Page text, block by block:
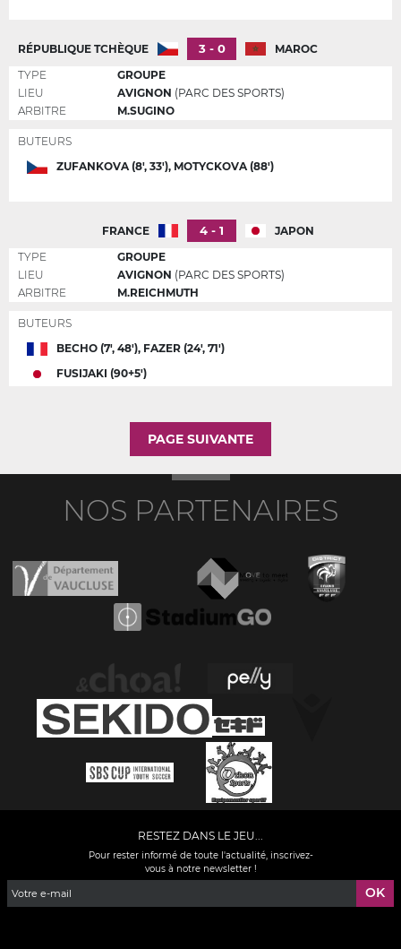
RÉPUBLIQUE TCHÈQUE 3 - 0
MAROC
TYPE
GROUPE
LIEU
AVIGNON (PARC DES SPORTS)
ARBITRE
M.SUGINO
BUTEURS
ZUFANKOVA (8', 33'), MOTYCKOVA (88')
FRANCE 4 - 1
JAPON
TYPE
GROUPE
LIEU
AVIGNON (PARC DES SPORTS)
ARBITRE
M.REICHMUTH
BUTEURS
BECHO (7', 48'), FAZER (24', 71')
FUSIJAKI (90+5')
PAGE SUIVANTE
NOS PARTENAIRES
RESTEZ DANS LE JEU...
Pour rester informé de toute l'actualité, inscrivez-
vous à notre newsletter !